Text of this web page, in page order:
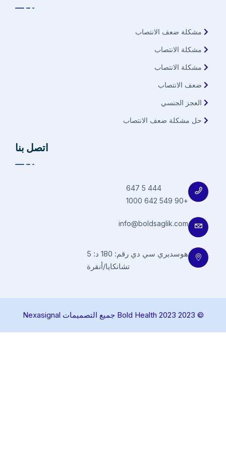
مشكلة ضعف الانتصاب
مشكلة الانتصاب
مشكلة الانتصاب
ضعف الانتصاب
العجز الجنسي
حل مشكلة ضعف الانتصاب
اتصل بنا
+90 549 642 1000
info@boldsaglik.com
هوسديري سي دي رقم: 180 د: 5
تشانكايا/أنقرة